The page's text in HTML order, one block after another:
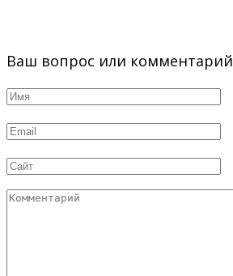
Ваш вопрос или комментарий
Имя
Email
Сайт
Комментарий